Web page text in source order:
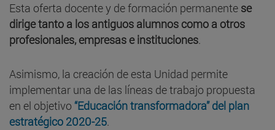
Esta oferta docente y de formación permanente se
dirige tanto a los antiguos alumnos como a otros
profesionales, empresas e instituciones.
Asimismo, la creación de esta Unidad permite
implementar una de las líneas de trabajo propuesta
en el objetivo “Educación transformadora” del plan
estratégico 2020-25.